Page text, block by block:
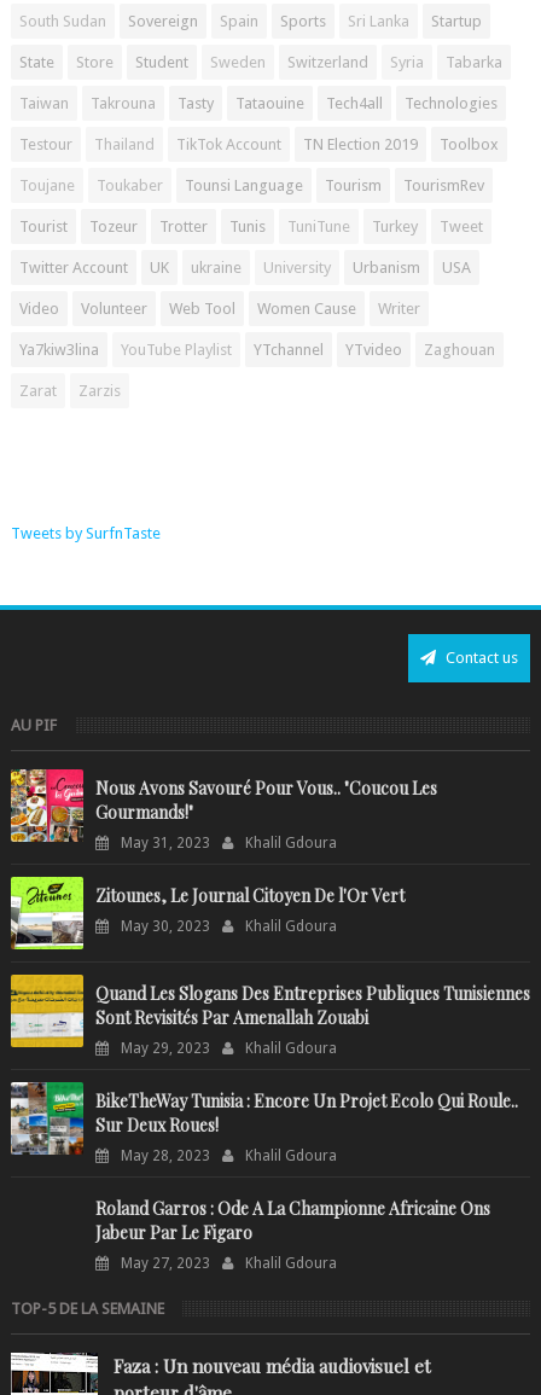
South Sudan Sovereign Spain Sports Sri Lanka Startup
State Store Student Sweden Switzerland Syria Tabarka
Taiwan Takrouna Tasty Tataouine Tech4all Technologies
Testour Thailand TikTok Account TN Election 2019 Toolbox
Toujane Toukaber Tounsi Language Tourism TourismRev
Tourist Tozeur Trotter Tunis TuniTune Turkey Tweet
Twitter Account UK ukraine University Urbanism USA
Video Volunteer Web Tool Women Cause Writer
Ya7kiw3lina YouTube Playlist YTchannel YTvideo Zaghouan
Zarat Zarzis
Tweets by SurfnTaste
Contact us
AU PIF
Nous Avons Savouré Pour Vous.. "Coucou Les
Gourmands!"
May 31, 2023 Khalil Gdoura
Zitounes, Le Journal Citoyen De l'Or Vert
May 30, 2023 Khalil Gdoura
Quand Les Slogans Des Entreprises Publiques Tunisiennes
Sont Revisités Par Amenallah Zouabi
May 29, 2023 Khalil Gdoura
BikeTheWay Tunisia : Encore Un Projet Ecolo Qui Roule..
Sur Deux Roues!
May 28, 2023 Khalil Gdoura
Roland Garros : Ode A La Championne Africaine Ons
Jabeur Par Le Figaro
May 27, 2023 Khalil Gdoura
TOP-5 DE LA SEMAINE
Faza : Un nouveau média audiovisuel et